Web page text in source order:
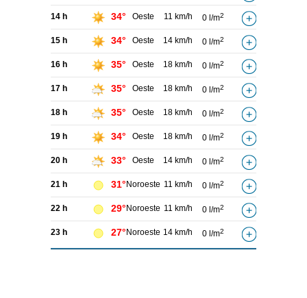
14 h 34° Oeste 11 km/h 0 l/m2
15 h 34° Oeste 14 km/h 0 l/m2
16 h 35° Oeste 18 km/h 0 l/m2
17 h 35° Oeste 18 km/h 0 l/m2
18 h 35° Oeste 18 km/h 0 l/m2
19 h 34° Oeste 18 km/h 0 l/m2
20 h 33° Oeste 14 km/h 0 l/m2
21 h 31° Noroeste 11 km/h 0 l/m2
22 h 29° Noroeste 11 km/h 0 l/m2
23 h 27° Noroeste 14 km/h 0 l/m2